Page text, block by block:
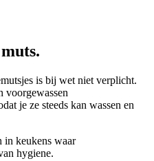
is bij wet niet verplicht.
voorgewassen
je ze steeds kan wassen en
in keukens waar
is van hygiene.